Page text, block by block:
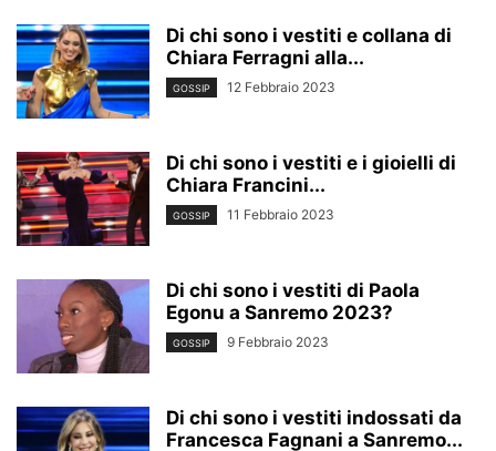
Di chi sono i vestiti e collana di
Chiara Ferragni alla...
GOSSIP 12 Febbraio 2023
Di chi sono i vestiti e i gioielli di
Chiara Francini...
GOSSIP 11 Febbraio 2023
Di chi sono i vestiti di Paola
Egonu a Sanremo 2023?
GOSSIP 9 Febbraio 2023
Di chi sono i vestiti indossati da
Francesca Fagnani a Sanremo...